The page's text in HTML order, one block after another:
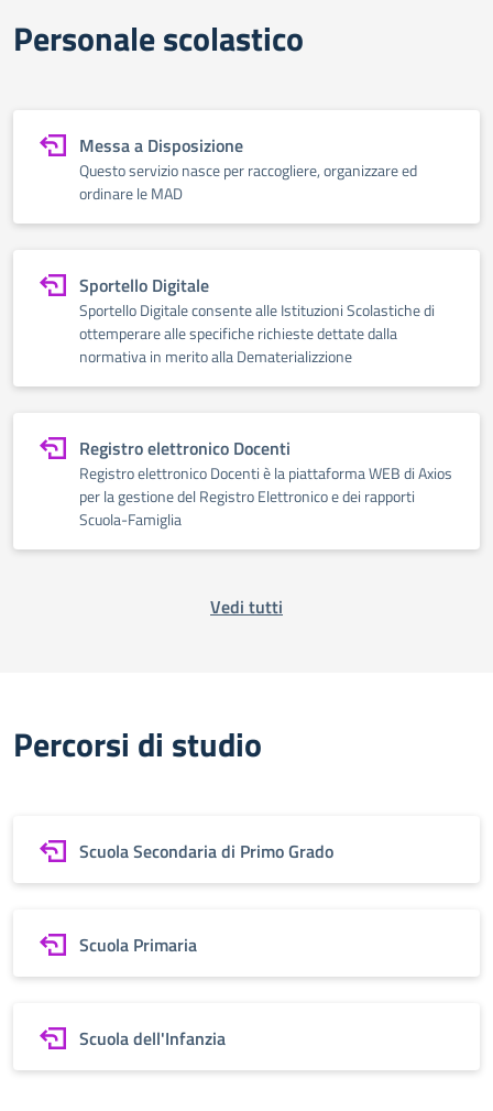
Personale scolastico
Messa a Disposizione
Questo servizio nasce per raccogliere, organizzare ed
ordinare le MAD
Sportello Digitale
Sportello Digitale consente alle Istituzioni Scolastiche di
ottemperare alle specifiche richieste dettate dalla
normativa in merito alla Dematerializzione
Registro elettronico Docenti
Registro elettronico Docenti è la piattaforma WEB di Axios
per la gestione del Registro Elettronico e dei rapporti
Scuola-Famiglia
Vedi tutti
Percorsi di studio
Scuola Secondaria di Primo Grado
Scuola Primaria
Scuola dell'Infanzia